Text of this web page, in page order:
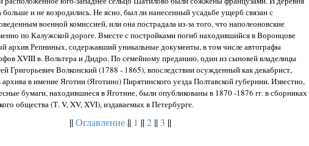
больше и не возродились. Не ясно, был ли нанесенный усадьбе ущерб связан с
военной комиссией, или она пострадала из-за того, что наполеоновские
по Калужской дороге. Вместе с постройками погиб находившийся в Воронцове
архив Репниных, содержавший уникальные документы, в том числе автографы
XVIII в. Вольтера и Дидро. По семейному преданию, один из сыновей владелицы
Григорьевич Волконский (1788 - 1865), впоследствии осужденный как декабрист,
архива в имение Яготин (Яготино) Пирятинского уезда Полтавской губернии. Известно,
бумаги, находившиеся в Яготине, были опубликованы в 1870 -1876 гг. в сборниках
общества (Т. V, XV, XVI), издаваемых в Петербурге.
|| Оглавление|| 1 || 2|| 3 ||